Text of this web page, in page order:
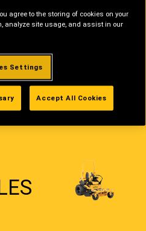
difficile
coupant
vous
à faire les
jardin.
agree to the storing of cookies on your
analyze site usage, and assist in our
Settings
Accept All Cookies